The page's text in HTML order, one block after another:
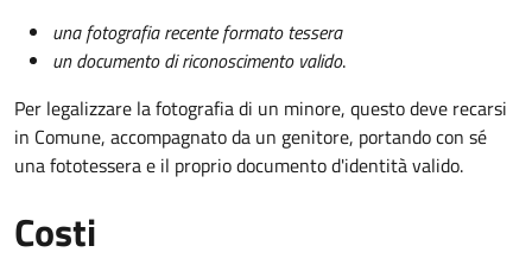
una fotografia recente formato tessera
un documento di riconoscimento valido.
Per legalizzare la fotografia di un minore, questo deve recarsi
in Comune, accompagnato da un genitore, portando con sé
una fototessera e il proprio documento d'identità valido.
Costi